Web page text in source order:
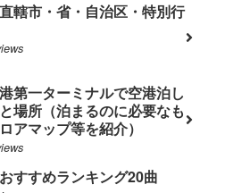
轄市・省・自治区・特別行
第一ターミナルで空港泊し
場所（泊まるのに必要なも
アマップ等を紹介）
すすめランキング20曲